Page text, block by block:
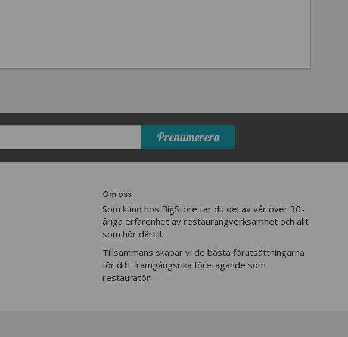
Prenumerera
Om oss
Som kund hos BigStore tar du del av vår över 30-
åriga erfarenhet av restaurangverksamhet och allt
som hör därtill.
Tillsammans skapar vi de bästa förutsättningarna
för ditt framgångsrika företagande som
restauratör!